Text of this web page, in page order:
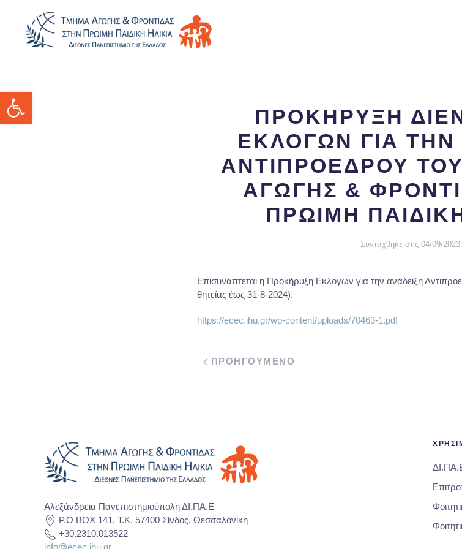
Ανοίξτε τη γραμμή εργαλείων
ΠΡΟΚΗΡΥΞΗ
ΕΚΛΟΓΩΝ ΓΙΑ ΤΗΝ
ΑΝΤΙΠΡΟΕΔΡΟΥ
ΑΓΩΓΗΣ &
ΠΡΩΙΜΗ
Συντάχθηκε στις 04/09/2023.
Επισυνάπτεται η Προκήρυξη Εκλογών για την ανάδειξη
θητείας έως 31-8-2024).
https://ecec.ihu.gr/wp-content/uploads/70463-1.pdf
ΠΡΟΗΓΟΥΜΕΝΟ
Αλεξάνδρεια Πανεπιστημιούπολη ΔΙ.ΠΑ.Ε
P.O BOX 141, T.K. 57400 Σίνδος, Θεσσαλονίκη
+30.2310.013522
info@ecec.ihu.gr